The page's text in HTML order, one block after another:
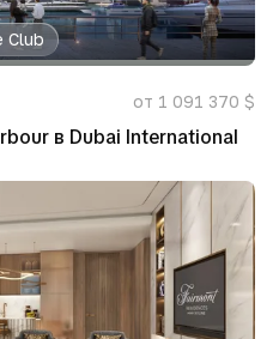
Club
от 1 091 370 $
в Dubai International